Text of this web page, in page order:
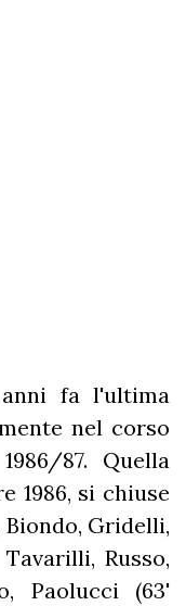
fa l'ultima
nel corso
87. Quella
1986, si chiuse
Gridelli,
Russo,
Paolucci (63'